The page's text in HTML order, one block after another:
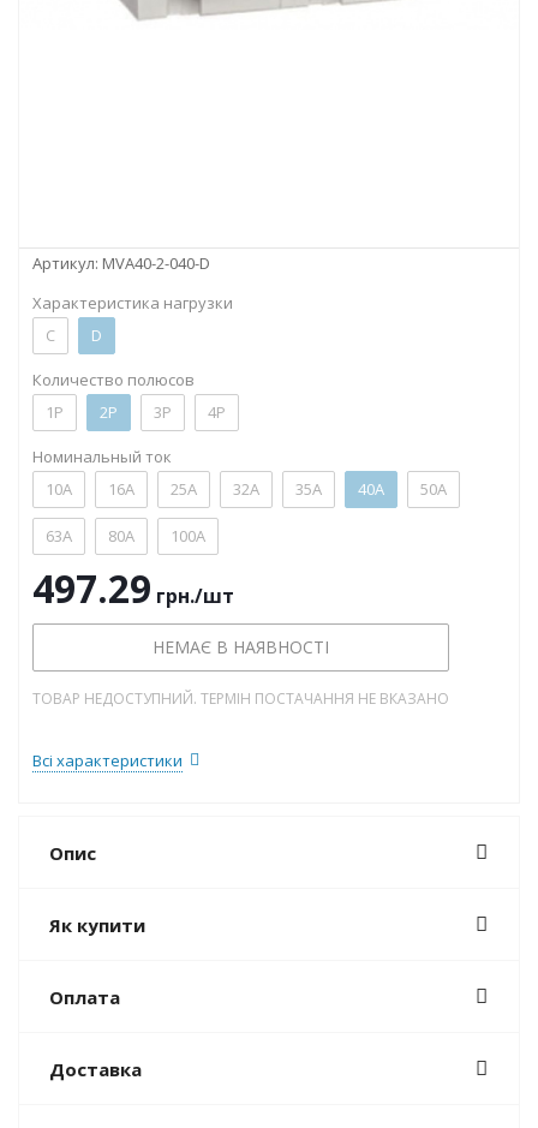
Артикул: MVA40-2-040-D
Характеристика нагрузки
C
D
Количество полюсов
1P
2P 3P 4P
Номинальный ток
10А
16А 25А 32А 35А 40А 50А
63А 80А 100А
497.29 грн./шт
НЕМАЄ В НАЯВНОСТІ
ТОВАР НЕДОСТУПНИЙ. ТЕРМІН ПОСТАЧАННЯ НЕ ВКАЗАНО
Всі характеристики
Опис
Як купити
Оплата
Доставка